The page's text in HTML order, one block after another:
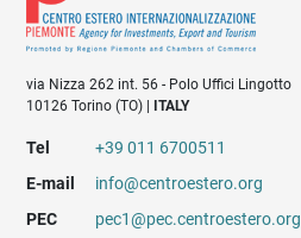
via Nizza 262 int. 56 - Polo Uffici Lingotto
10126 Torino (TO) |
ITALY
Tel
+39 011 6700511
E-mail
info@centroestero.org
PEC
pec1@pec.centroestero.org